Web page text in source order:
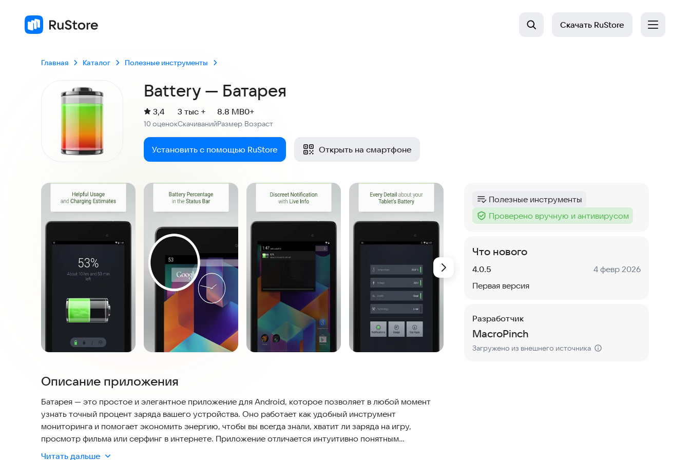
Скачать RuStore
Главная Каталог Полезные инструменты
Battery — Батарея
Рейтинг:
3,4
10 оценокСкачиваний
3 тыс +
Размер
8.8 MB
Возраст
0+
Установить с помощью RuStore Открыть на смартфоне
Скриншоты
Описание приложения
Батарея — это простое и элегантное приложение для Android, которое позволяет в любой момент
узнать точный процент заряда вашего устройства. Оно работает как удобный инструмент
мониторинга и помогает экономить энергию, чтобы вы всегда знали, хватит ли заряда на игру,
просмотр фильма или серфинг в интернете. Приложение отличается интуитивно понятным
интерфейсом, который сочетает в себе аккуратность и практичность, не уступая по качеству другим
Читать дальше
Категория:
Полезные инструменты
Тег :
Проверено вручную и антивирусом
Что нового
Версия:
4.0.5 Дата:
4 февр 2026
Первая версия
Разработчик
MacroPinch
Загружено из внешнего источника